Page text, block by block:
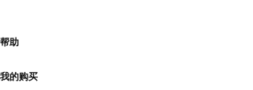
帮助
我的购买